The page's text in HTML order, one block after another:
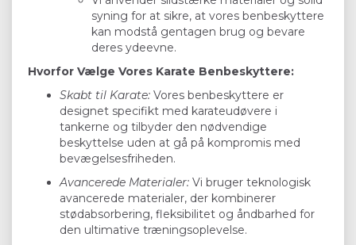
syning for at sikre, at vores benbeskyttere
kan modstå gentagen brug og bevare
deres ydeevne.
Hvorfor Vælge Vores Karate Benbeskyttere:
Skabt til Karate: Vores benbeskyttere er
designet specifikt med karateudøvere i
tankerne og tilbyder den nødvendige
beskyttelse uden at gå på kompromis med
bevægelsesfriheden.
Avancerede Materialer: Vi bruger teknologisk
avancerede materialer, der kombinerer
stødabsorbering, fleksibilitet og åndbarhed for
den ultimative træningsoplevelse.